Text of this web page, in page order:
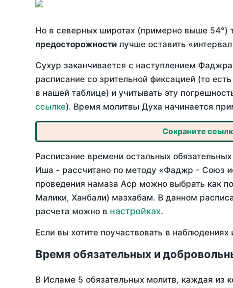
Но в северных широтах (примерно выше 54°)
предосторожности лучше оставить
Сухур заканчивается с наступлением
расписание со зрительной фиксацией (то
в нашей таблице) и учитывать эту
ссылке). Время молитвы Духа начинается
Сохраните
Расписание времени остальных
Иша - рассчитано по методу «Фаджр - Союз
проведения намаза Аср можно выбрать как
Малики, Ханбали) мазхабам. В данном
расчета можно в настройках.
Если вы хотите поучаствовать в
Время обязательных и
В Исламе 5 обязательных молитв, каждая из